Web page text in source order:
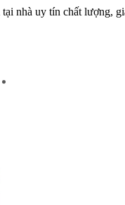
nhà uy tín chất lượng,